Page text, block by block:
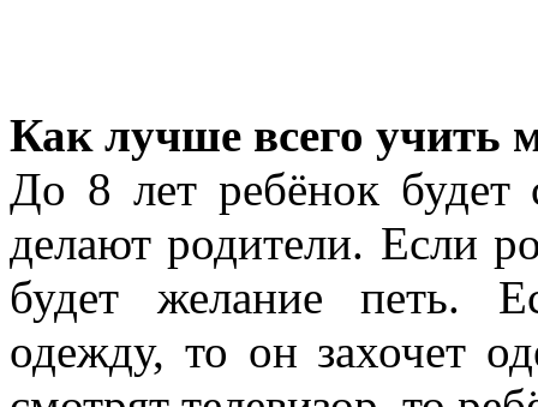
Как лучше всего учить
До 8 лет ребёнок будет
делают родители. Если
будет желание петь.
одежду, то он захочет